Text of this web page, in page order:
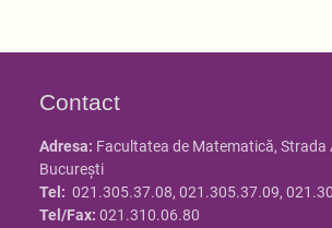
Contact
Adresa: Facultatea de Matematică, Strada
Bucureşti
Tel: 021.305.37.08, 021.305.37.09,
Tel/Fax: 021.310.06.80